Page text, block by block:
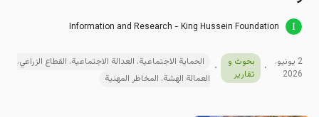
Information and Research - King Hussein Foundation
2 يونيو،
2026
بحوث و
تقارير
الحماية الاجتماعية، العدالة الاجتماعية، القطاع الزراعي،
العمالة الهشة، المخاطر المهنية